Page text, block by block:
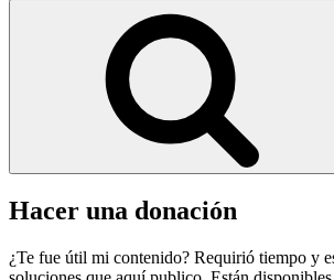
Hacer una donación
¿Te fue útil mi contenido? Requirió tiempo y